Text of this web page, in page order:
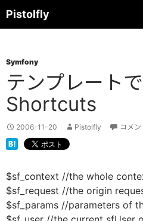
ン
ツ
へ
キ
ッ
プ
Pistolfly
索
Symfony
テンプレート
Shortcuts
2006-11-20 Pistolfly コメン
$sf_context //the whole
$sf_request //the origin
$sf_params //parameters of